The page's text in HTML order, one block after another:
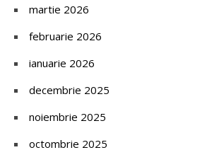
martie 2026
februarie 2026
ianuarie 2026
decembrie 2025
noiembrie 2025
octombrie 2025